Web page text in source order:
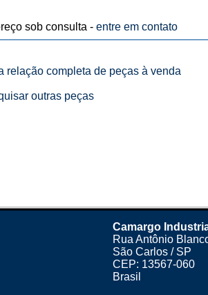
sob consulta - entre em contato
relação completa de peças à venda
outras peças
Camargo
Rua Antônio
São Carlos / SP
CEP: 13567-060
Brasil